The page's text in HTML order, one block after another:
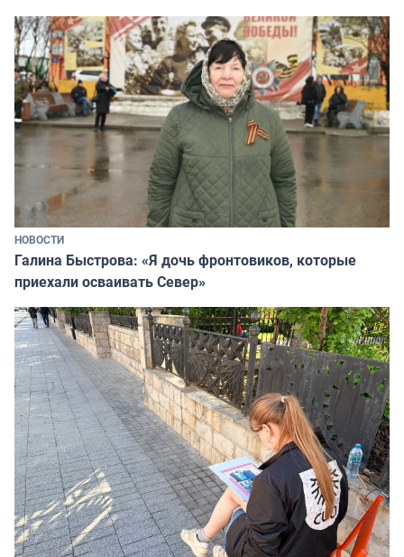
НОВОСТИ
Галина Быстрова: «Я дочь фронтовиков, которые
приехали осваивать Север»